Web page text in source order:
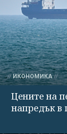
ИКОНОМИКА
Цените на
напредък в